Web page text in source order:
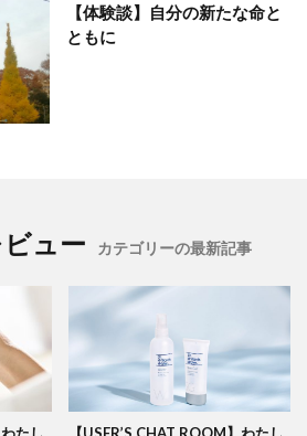
【体験談】自分の新たな命と
ともに
ュー カテゴリーの最新記事
たし 【USER’S CHAT ROOM】わたし